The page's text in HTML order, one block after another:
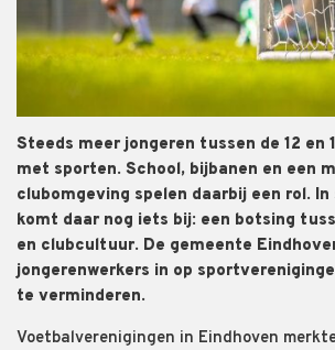
Steeds meer jongeren tussen de 12 en
met sporten. School, bijbanen en een
clubomgeving spelen daarbij een rol. In
komt daar nog iets bij: een botsing
en clubcultuur. De gemeente
jongerenwerkers in op
te verminderen.
Voetbalverenigingen in Eindhoven